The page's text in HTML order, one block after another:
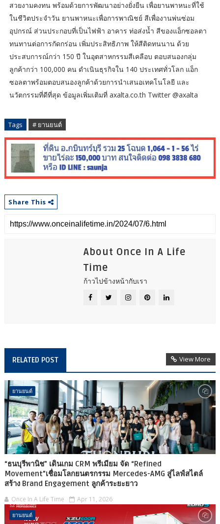
สวยงามคงทน พร้อมด้วยการพัฒนาอย่างยั่งยืน เพื่อยานพาหนะที่ใช้
ในชีวิตประจำวัน ยานพาหนะเพื่อการพาณิชย์ สีเพื่องานพ่นซ่อม
อุปกรณ์ ส่วนประกอบที่เป็นไฟฟ้า อาคาร ท่อส่งน้ำ สีของแอ็กซอลตา
ทนทานต่อการกัดกร่อน เพิ่มประสิทธิภาพ ให้สีติดทนนาน ด้วย
ประสบการณ์กว่า 150 ปี ในอุตสาหกรรมสีเคลือบ ตอบสนองกลุ่ม
ลูกค้ากว่า 100,000 คน ดำเนินธุรกิจใน 140 ประเทศทั่วโลก แอ็ก
ซอลตาพร้อมตอบสนองลูกค้าด้วยการนำเสนอเทคโนโลยี และ
นวัตกรรมที่ดีที่สุด ข้อมูลเพิ่มเติมที่ axalta.co.th Twitter @axalta
Tags # ยานยนต์
Share This
About Once In A Life
Time
ก้าวไปข้างหน้ากับเรา
RELATED POST View More
ยานยนต์
“ธนบุรีพานิช” เดินเกม CRM พรีเมียม จัด “Refined
Movement”เชื่อมโลกยนตรกรรม Mercedes-AMG สู่ไลฟ์สไตล์
สร้าง Brand Engagement ลูกค้าระยะยาว
Once In A Life Time Apr 11, 2026
ยานยนต์